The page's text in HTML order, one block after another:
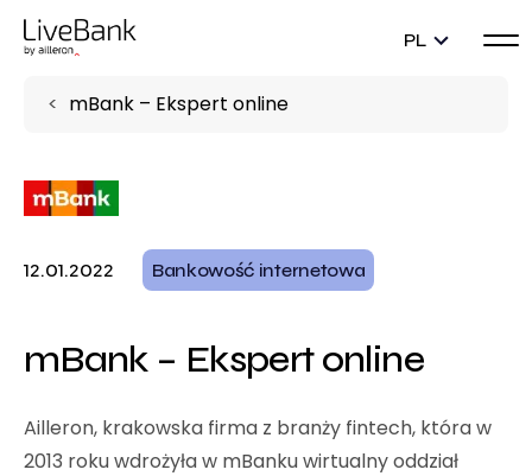
PL
mBank – Ekspert online
12.01.2022 Bankowość internetowa
mBank – Ekspert online
Ailleron, krakowska firma z branży fintech, która w
2013 roku wdrożyła w mBanku wirtualny oddział